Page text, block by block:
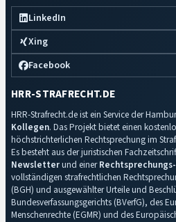
LinkedIn
Xing
Facebook
HRR-STRAFRECHT.DE
HRR-Strafrecht.de ist ein Service der
Kollegen. Das Projekt bietet einen
höchstrichterlichen Rechtsprechung im
Es besteht aus der juristischen
Newsletterund einer
vollständigen strafrechtlichen
(BGH) und ausgewählter Urteile und
Bundesverfassungsgerichts (BVerfG), des
Menschenrechte (EGMR) und des